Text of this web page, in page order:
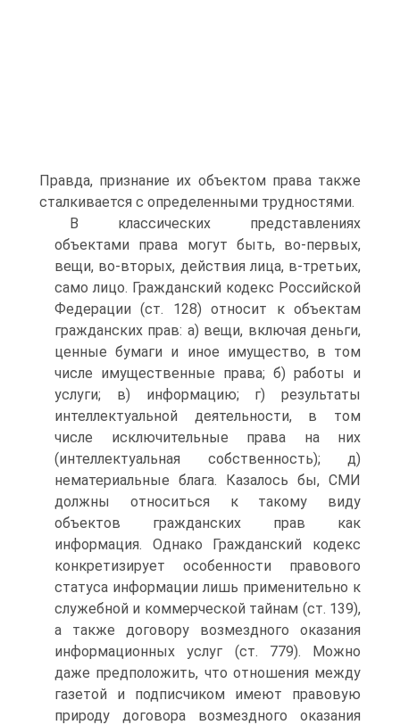
Правда, признание их объектом права также
сталкивается с определенными труд­ностями.
В классических представлениях
объектами права могут быть, во-первых,
вещи, во-вторых, действия лица, в-треть­их,
само лицо. Гражданский кодекс Российской
Федерации (ст. 128) относит к объектам
гражданских прав: а) вещи, включая деньги,
ценные бумаги и иное имущество, в том
числе имущественные права; б) работы и
услуги; в) инфор­мацию; г) результаты
интеллектуальной деятельности, в том
числе исключительные права на них
(интеллектуальная соб­ственность); д)
нематериальные блага. Казалось бы, СМИ
должны относиться к такому виду
объектов гражданских прав как
информация. Однако Гражданский кодекс
конк­ретизирует особенности правового
статуса информации лишь применительно к
служебной и коммерческой тайнам (ст. 139),
а также договору возмездного оказания
информа­ционных услуг (ст. 779). Можно
даже предположить, что отношения между
газетой и подписчиком имеют правовую
природу договора возмездного оказания